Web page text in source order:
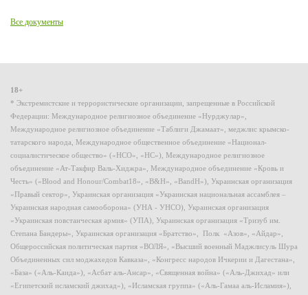
Все документы
18+
* Экстремистские и террористические организации, запрещенные в Российской
Федерации: Международное религиозное объединение «Нурджулар»,
Международное религиозное объединение «Таблиги Джамаат», меджлис крымско-
татарского народа, Международное общественное объединение «Национал-
социалистическое общество» («НСО», «НС»), Международное религиозное
объединение «Ат-Такфир Валь-Хиджра», Международное объединение «Кровь и
Честь» («Blood and Honour/Combat18», «B&H», «BandH»), Украинская организация
«Правый сектор», Украинская организация «Украинская национальная ассамблея –
Украинская народная самооборона» (УНА - УНСО), Украинская организация
«Украинская повстанческая армия» (УПА), Украинская организация «Тризуб им.
Степана Бандеры», Украинская организация «Братство», Полк «Азов», «Айдар»,
Общероссийская политическая партия «ВОЛЯ», «Высший военный Маджлисуль Шура
Объединенных сил моджахедов Кавказа», «Конгресс народов Ичкерии и Дагестана»,
«База» («Аль-Каида»), «Асбат аль-Ансар», «Священная война» («Аль-Джихад» или
«Египетский исламский джихад»), «Исламская группа» («Аль-Гамаа аль-Исламия»),